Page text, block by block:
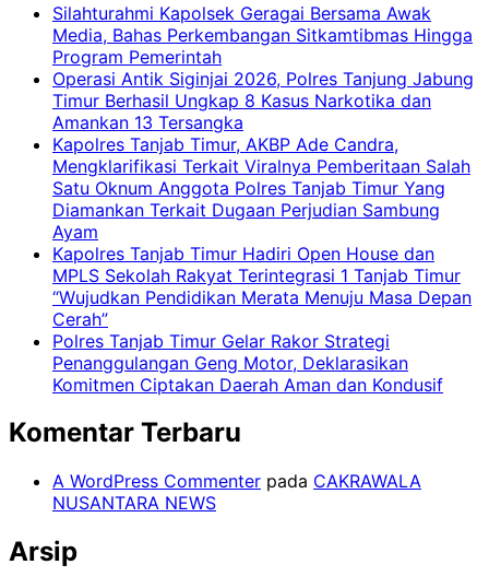
Silahturahmi Kapolsek Geragai Bersama Awak
Media, Bahas Perkembangan Sitkamtibmas Hingga
Program Pemerintah
Operasi Antik Siginjai 2026, Polres Tanjung Jabung
Timur Berhasil Ungkap 8 Kasus Narkotika dan
Amankan 13 Tersangka
Kapolres Tanjab Timur, AKBP Ade Candra,
Mengklarifikasi Terkait Viralnya Pemberitaan Salah
Satu Oknum Anggota Polres Tanjab Timur Yang
Diamankan Terkait Dugaan Perjudian Sambung
Ayam
Kapolres Tanjab Timur Hadiri Open House dan
MPLS Sekolah Rakyat Terintegrasi 1 Tanjab Timur
“Wujudkan Pendidikan Merata Menuju Masa Depan
Cerah”
Polres Tanjab Timur Gelar Rakor Strategi
Penanggulangan Geng Motor, Deklarasikan
Komitmen Ciptakan Daerah Aman dan Kondusif
Komentar Terbaru
A WordPress Commenter pada CAKRAWALA
NUSANTARA NEWS
Arsip